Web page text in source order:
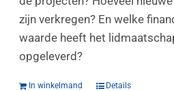
zijn verkregen? En welke
waarde heeft het
opgeleverd?
In winkelmand Details